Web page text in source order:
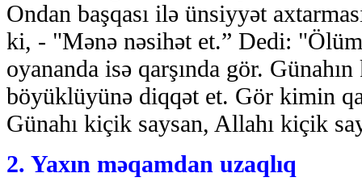
Ondan başqası ilə ünsiyyət
ki, - "Mənə nəsihət et.” Dedi:
oyananda isə qarşında gör.
böyüklüyünə diqqət et. Gör kimin
Günahı kiçik saysan, Allahı kiçik
2. Yaxın məqamdan uzaqlıq